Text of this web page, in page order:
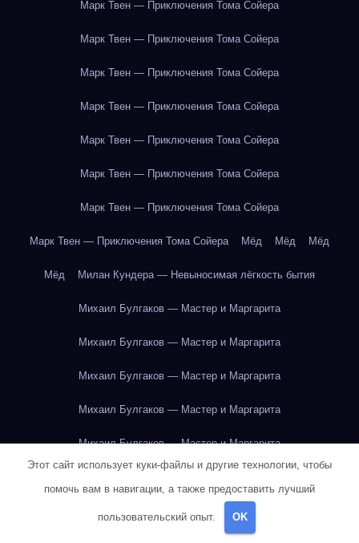
Марк Твен — Приключения Тома Сойера
Марк Твен — Приключения Тома Сойера
Марк Твен — Приключения Тома Сойера
Марк Твен — Приключения Тома Сойера
Марк Твен — Приключения Тома Сойера
Марк Твен — Приключения Тома Сойера
Марк Твен — Приключения Тома Сойера
Марк Твен — Приключения Тома Сойера Мёд Мёд Мёд
Мёд Милан Кундера — Невыносимая лёгкость бытия
Михаил Булгаков — Мастер и Маргарита
Михаил Булгаков — Мастер и Маргарита
Михаил Булгаков — Мастер и Маргарита
Михаил Булгаков — Мастер и Маргарита
Михаил Булгаков — Мастер и Маргарита
Михаил Булгаков — Мастер и Маргарита
Этот сайт использует куки-файлы и другие технологии, чтобы
помочь вам в навигации, а также предоставить лучший
пользовательский опыт. OK